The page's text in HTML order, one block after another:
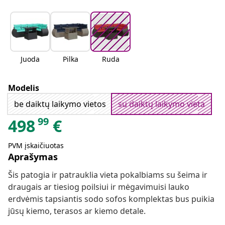
Juoda Pilka Ruda
Modelis
be daiktų laikymo vietos
su daiktų laikymo vieta
49899 €
PVM įskaičiuotas
Aprašymas
Šis patogia ir patrauklia vieta pokalbiams su šeima ir
draugais ar tiesiog poilsiui ir mėgavimuisi lauko
erdvėmis tapsiantis sodo sofos komplektas bus puikia
jūsų kiemo, terasos ar kiemo detale.